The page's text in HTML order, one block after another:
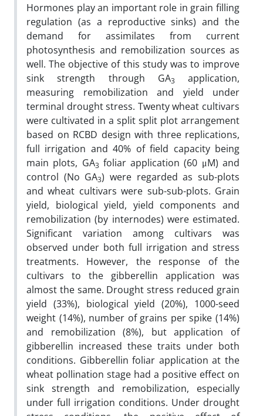
Hormones play an important role in grain filling
regulation (as a reproductive sinks) and the
demand for assimilates from current
photosynthesis and remobilization sources as
well. The objective of this study was to improve
sink strength through GA3
application,
measuring remobilization and yield under
terminal drought stress. Twenty wheat cultivars
were cultivated in a split split plot arrangement
based on RCBD design with three replications,
full irrigation and 40% of field capacity being
main plots, GA3 foliar application (60 μM) and
control (No GA3) were regarded as sub-plots
and wheat cultivars were sub-sub-plots. Grain
yield, biological yield, yield components and
remobilization (by internodes) were estimated.
Significant variation among cultivars was
observed under both full irrigation and stress
treatments. However, the response of the
cultivars to the gibberellin application was
almost the same. Drought stress reduced grain
yield (33%), biological yield (20%), 1000-seed
weight (14%), number of grains per spike (14%)
and remobilization (8%), but application of
gibberellin increased these traits under both
conditions. Gibberellin foliar application at the
wheat pollination stage had a positive effect on
sink strength and remobilization, especially
under full irrigation conditions. Under drought